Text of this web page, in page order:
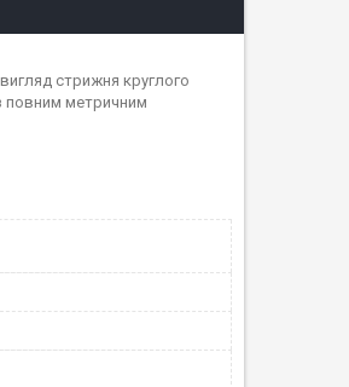
стрижня круглого
повним метричним